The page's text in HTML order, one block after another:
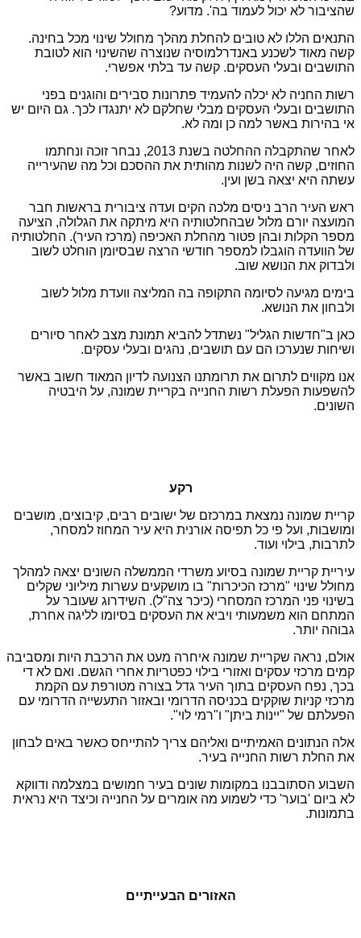
שהציבור לא יכול לעמוד בה'. מדוע?
התנאים הללו לא טובים להחלת מהלך מחולל שינוי מכל בחינה.
קשה מאוד לשכנע באנדרלמוסיה שנוצרה שהשינוי הוא לטובת
התושבים ובעלי העסקים. קשה עד בלתי אפשרי.
רשות החניה לא יכלה להעמיד פתרונות סבירים והוגנים בפני
התושבים ובעלי העסקים מבלי שחלקם לא יתנגדו לכך. גם היום יש
אי בהירות באשר למה כן ומה לא.
לאחר שהתקבלה ההחלטה בשנת 2013, נבחר זוכה ונחתמו
החוזים, קשה היה לשנות מהותית את ההסכם וכל מה שהעירייה
עשתה היא יצאה בשן ועין.
ראש העיר הרב ניסים מלכה הקים ועדה ציבורית בראשות חבר
המועצה יורם מלול שבהחלטותיה היא מיתקה את הגלולה, הציעה
מספר הקלות ובהן פטור מהחלת האכיפה (מרכז העיר). החלטותיה
של הוועדה הוגבלו למספר חודשי הרצה שבסיומן הוחלט לשוב
ולבדוק את הנושא שוב.
בימים מגיעה לסיומה התקופה בה המליצה וועדת מלול לשוב
ולבחון את הנושא.
כאן ב"חדשות הגליל" נשתדל להביא תמונת מצב לאחר סיורים
ושיחות שנערכו הם עם תושבים, נהגים ובעלי עסקים.
אנו מקווים לתרום את תרומתנו הצנועה לדיון המאוד חשוב באשר
להשפעות הפעלת רשות החנייה בקריית שמונה, על היבטיה
השונים.
רקע
קריית שמונה נמצאת במרכזם של ישובים רבים, קיבוצים, מושבים
ומושבות, ועל פי כל תפיסה אורנית היא עיר המחוז למסחר,
לתרבות, בילוי ועוד.
עיריית קריית שמונה בסיוע משרדי הממשלה השונים יצאה למהלך
מחולל שינוי "מרכז הכיכרות" בו מושקעים עשרות מיליוני שקלים
בשינוי פני המרכז המסחרי (כיכר צה"ל). השידרוג שעובר על
המתחם הוא משמעותי ויביא את העסקים בסיומו לליגה אחרת,
גבוהה יותר.
אולם, נראה שקריית שמונה איחרה מעט את הרכבת היות ומסביבה
קמים מרכזי עסקים ואזורי בילוי כפטריות אחרי הגשם. ואם לא די
בכך, נפח העסקים בתוך העיר גדל בצורה מטורפת עם הקמת
מרכזי קניות שוקקים בכניסה הדרומי ובאזור התעשייה הדרומי עם
הפעלתם של "יינות ביתן" ו"רמי לוי".
אלה הנתונים האמיתיים ואליהם צריך להתייחס כאשר באים לבחון
את החלת רשות החנייה בעיר.
השבוע הסתובבנו במקומות שונים בעיר חמושים במצלמה ודווקא
לא ביום 'בוער' כדי לשמוע מה אומרים על החנייה וכיצד היא נראית
בתמונות.
האזורים הבעייתיים